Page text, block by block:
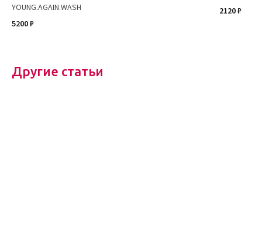
YOUNG.AGAIN.WASH
5200 ₽
2120 ₽
Другие статьи